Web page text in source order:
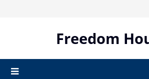
Freedom